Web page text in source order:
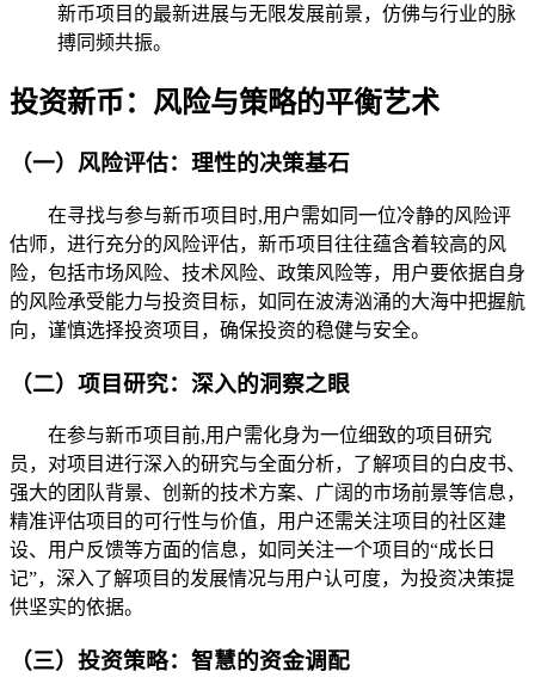
新币项目的最新进展与无限发展前景，仿佛与行业的脉
搏同频共振。
投资新币：风险与策略的平衡艺术
（一）风险评估：理性的决策基石
在寻找与参与新币项目时,用户需如同一位冷静的风险评
估师，进行充分的风险评估，新币项目往往蕴含着较高的风
险，包括市场风险、技术风险、政策风险等，用户要依据自身
的风险承受能力与投资目标，如同在波涛汹涌的大海中把握航
向，谨慎选择投资项目，确保投资的稳健与安全。
（二）项目研究：深入的洞察之眼
在参与新币项目前,用户需化身为一位细致的项目研究
员，对项目进行深入的研究与全面分析，了解项目的白皮书、
强大的团队背景、创新的技术方案、广阔的市场前景等信息，
精准评估项目的可行性与价值，用户还需关注项目的社区建
设、用户反馈等方面的信息，如同关注一个项目的“成长日
记”，深入了解项目的发展情况与用户认可度，为投资决策提
供坚实的依据。
（三）投资策略：智慧的资金调配